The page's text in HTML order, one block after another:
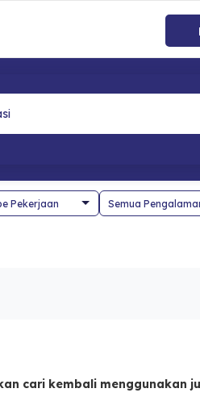
cari kembali menggunakan